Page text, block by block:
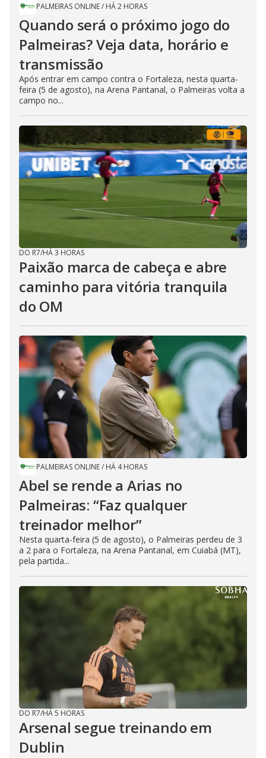
PALMEIRAS ONLINE/ HÁ 2 HORAS
Quando será o próximo jogo do
Palmeiras? Veja data, horário e
transmissão
Após entrar em campo contra o Fortaleza, nesta quarta-
feira (5 de agosto), na Arena Pantanal, o Palmeiras volta a
campo no...
DO R7/HÁ 3 HORAS
Paixão marca de cabeça e abre
caminho para vitória tranquila
do OM
PALMEIRAS ONLINE/ HÁ 4 HORAS
Abel se rende a Arias no
Palmeiras: “Faz qualquer
treinador melhor”
Nesta quarta-feira (5 de agosto), o Palmeiras perdeu de 3
a 2 para o Fortaleza, na Arena Pantanal, em Cuiabá (MT),
pela partida...
DO R7/HÁ 5 HORAS
Arsenal segue treinando em
Dublin